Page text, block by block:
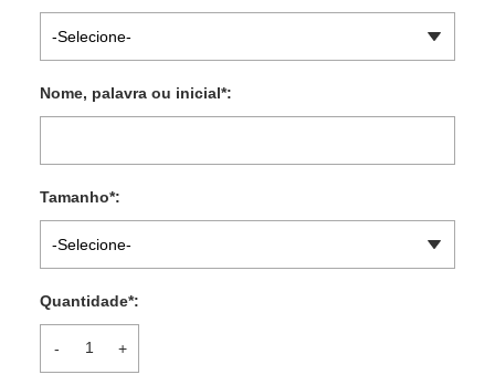
-Selecione-
Nome, palavra ou inicial*:
Tamanho*:
-Selecione-
Quantidade*:
- +